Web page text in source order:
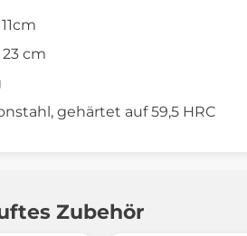
cm
gehärtet auf 59,5 HRC
Zubehör